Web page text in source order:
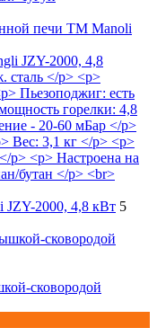
печи ТМ Manoli
JZY-2000, 4,8 кВт 5
сковородой